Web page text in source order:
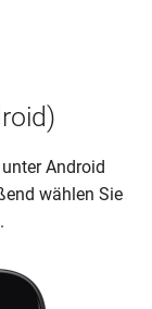
unter Android
wählen Sie